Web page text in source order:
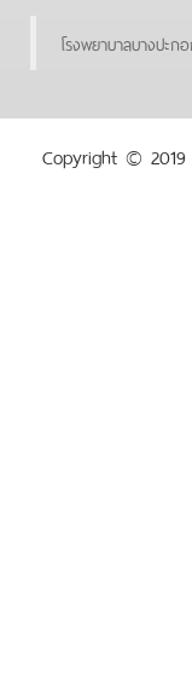
โรงพยาบาลบางปะ
Copyright © 2019